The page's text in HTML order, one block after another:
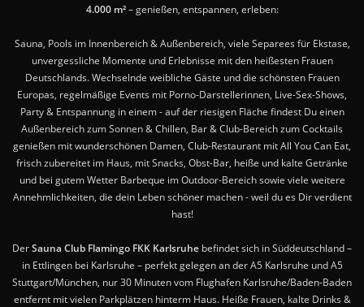
4.000 m²– genießen, entspannen, erleben:
Sauna, Pools im Innenbereich & Außenbereich, viele Separees für Ekstase,
unvergessliche Momente und Erlebnisse mit den heißesten Frauen
Deutschlands. Wechselnde weibliche Gäste und die schönsten Frauen
Europas, regelmäßige Events mit Porno-Darstellerinnen, Live-Sex-Shows,
Party & Entspannung in einem - auf der riesigen Fläche findest Du einen
Außenbereich zum Sonnen & Chillen, Bar & Club-Bereich zum Cocktails
genießen mit wunderschönen Damen, Club-Restaurant mit All You Can Eat,
frisch zubereitet im Haus, mit Snacks, Obst-Bar, heiße und kalte Getränke
und bei gutem Wetter Barbeque im Outdoor-Bereich sowie viele weitere
Annehmlichkeiten, die dein Leben schöner machen - weil du es Dir verdient
hast!
DerSauna Club Flamingo FKK Karlsruhe befindet sich in Süddeutschland –
in Ettlingen bei Karlsruhe – perfekt gelegen an der A5 Karlsruhe und A5
Stuttgart/München, nur 30 Minuten vom Flughafen Karlsruhe/Baden-Baden
entfernt mit vielen Parkplätzen hinterm Haus. Heiße Frauen, kalte Drinks &